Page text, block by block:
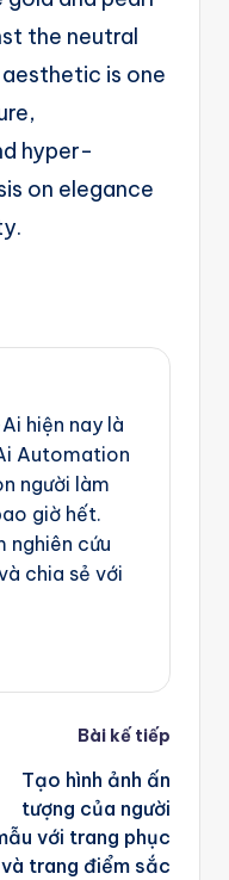
the neutral
is one
hyper-
on elegance
hiện nay là
Automation
người làm
giờ hết.
nghiên cứu
chia sẻ với
Bài kế tiếp
Tạo hình ảnh ấn
tượng của người
với trang phục
và trang điểm sắc